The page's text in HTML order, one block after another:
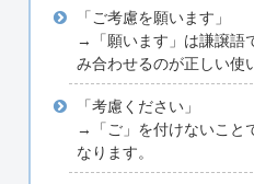
「ご考慮を願います」
→「願います」は謙譲語
み合わせるのが正しい使
「考慮ください」
→「ご」を付けないこと
なります。